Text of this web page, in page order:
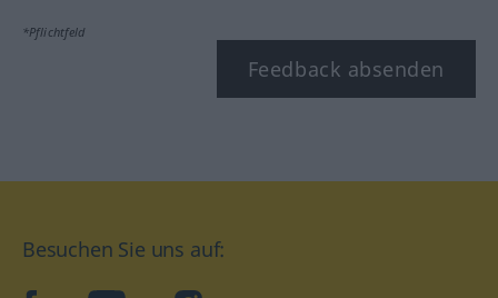
*Pflichtfeld
Feedback absenden
Besuchen Sie uns auf: